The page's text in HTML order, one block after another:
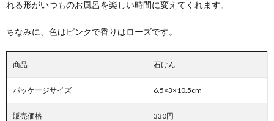
れる形がいつものお風呂を楽しい時間に変えてくれます。
ちなみに、色はピンクで香りはローズです。
商品 石けん
パッケージサイズ 6.5×3×10.5cm
販売価格 330円